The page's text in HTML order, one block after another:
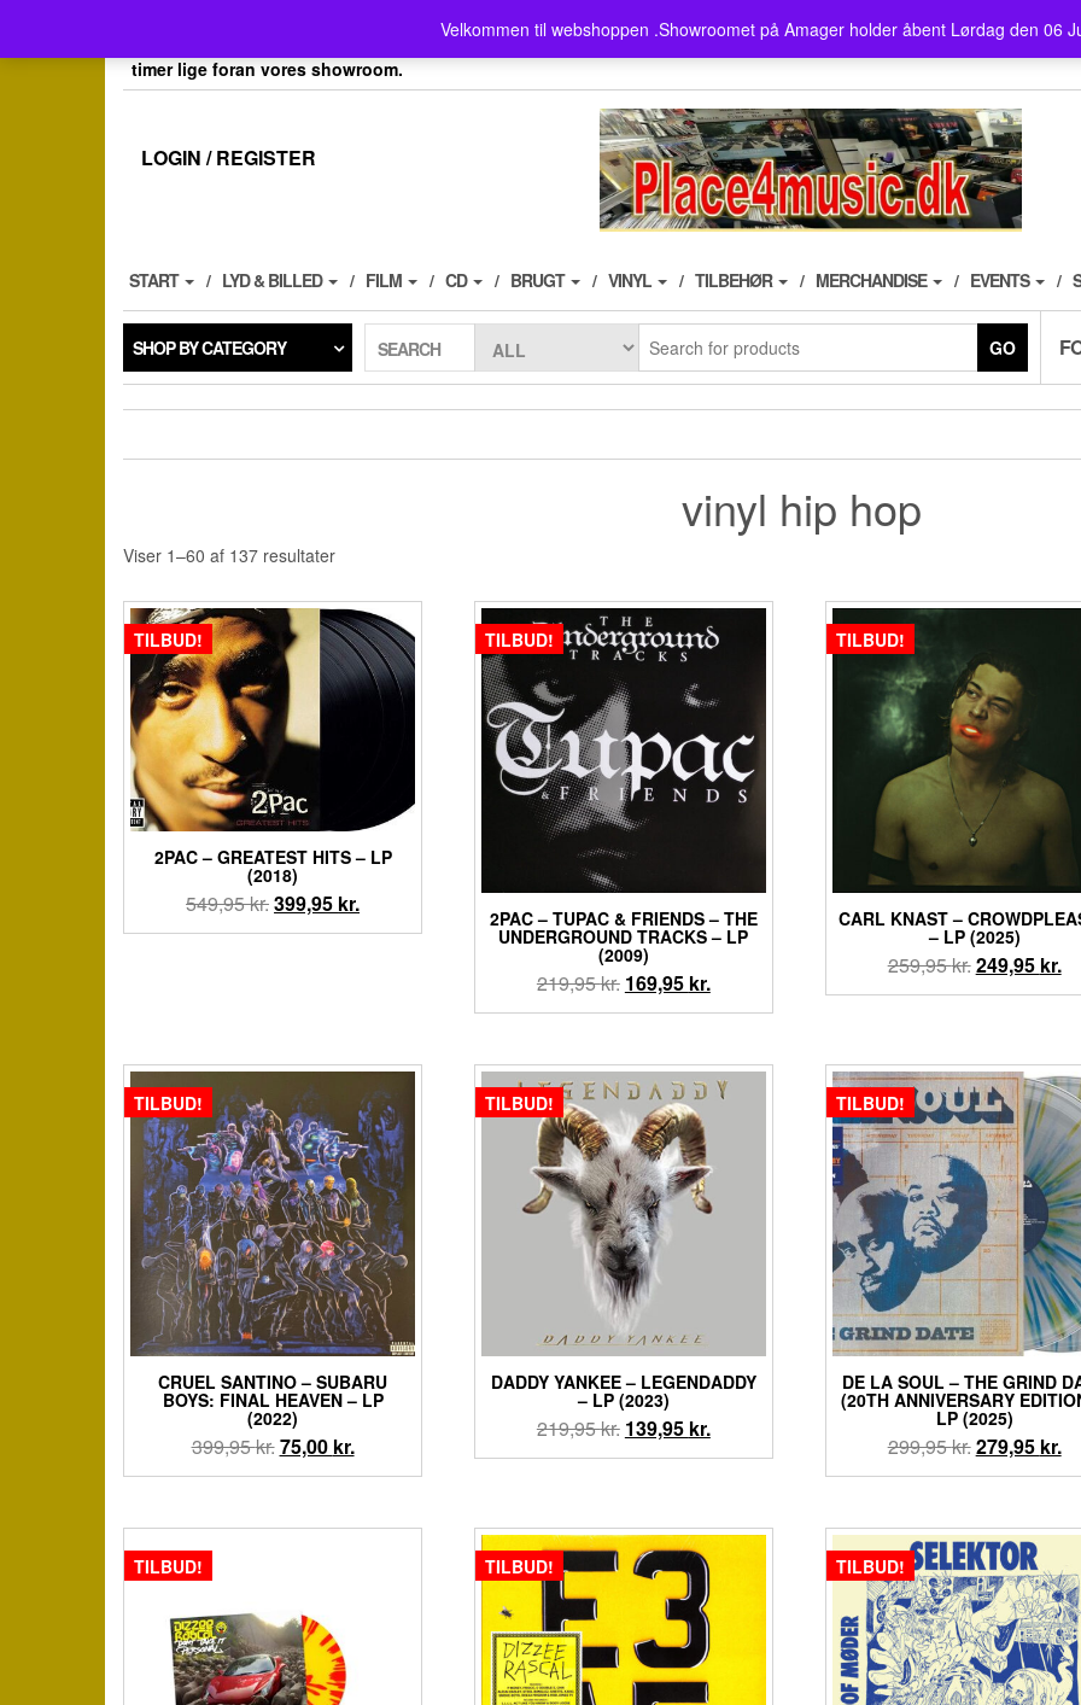
the
Velkommen til webshoppen .Showroomet på Amager holder åbent Lørdag den 06
Velkommen her i Place4music`s webshop . Vores showroom ligger på Amager ,
her kan du også afh.dine bestillinger efter aftale, husk der er fri parkering i 3
timer lige foran vores showroom.
LOGIN / REGISTER
START LYD & BILLED FILM CD BRUGT VINYL TILBEHØR MERCHANDISE EVENTS
SHOP BY CATEGORY SEARCH GO
vinyl hip hop
Viser 1–60 af 137 resultater
TILBUD!
2PAC – GREATEST HITS – LP
(2018)
549,95kr.Den
oprindelige
399,95 kr.Den
aktuelle
TILBUD!
2PAC – TUPAC & FRIENDS – THE
UNDERGROUND TRACKS – LP
(2009)
219,95kr. Den
oprindelige
var:
219,95 kr..
169,95 kr.Den
aktuelle
er:
169,95 kr..
TILBUD!
CARL KNAST –
– LP (2025)
259,95kr.Den
oprindelige
259,95 kr..
249,95 kr.
TILBUD!
CRUEL SANTINO – SUBARU
BOYS: FINAL HEAVEN – LP
(2022)
399,95kr.Den
oprindelige
var:
75,00 kr.Den
aktuelle
er:
TILBUD!
DADDY YANKEE ‎– LEGENDADDY
– LP (2023)
219,95kr. Den
oprindelige
219,95 kr..
139,95 kr.Den
aktuelle
139,95 kr..
TILBUD!
DE LA SOUL – THE GRIND
(20TH ANNIVERSARY
LP (2025)
299,95kr.Den
oprindelige
var:
299,95 kr..
279,95 kr.
er:
TILBUD! TILBUD! TILBUD!